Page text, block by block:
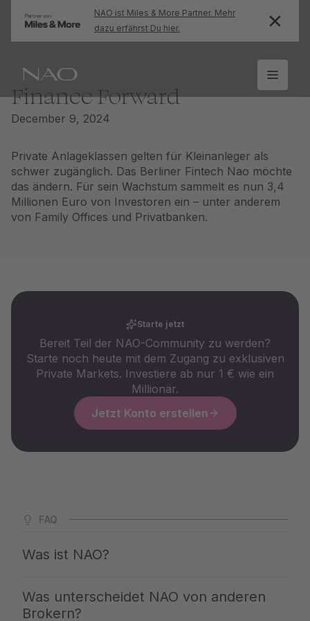
NAO ist Miles & More Partner. Mehr
dazu erfährst Du hier.
Finance Forward
December 9, 2024
Private Anlageklassen gelten für Kleinanleger als
schwer zugänglich. Das Berliner Fintech Nao möchte
das ändern. Für sein Wachstum sammelt es nun 3,4
Millionen Euro von Investoren ein – unter anderem
von Family Offices und Privatbanken.
Starte jetzt
Bereit Teil der NAO-Community zu werden?
Starte noch heute mit dem Zugang zu exklusiven
Private Markets. Investiere ab nur 1 € wie ein
Millionär.
Jetzt Konto erstellen
FAQ
Was ist NAO?
öffnen Dir den Zugang zu den gleichen Investments, mit
denen die Top 1 % ihr Vermögen aufbauen – klar erklärt,
Was unterscheidet NAO von anderen
Brokern?